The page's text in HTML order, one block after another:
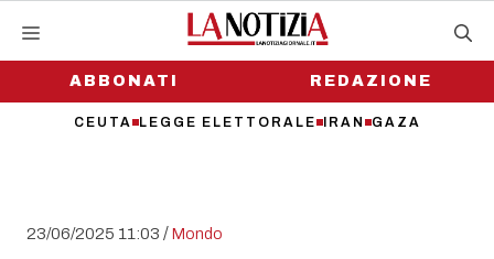
contenutoABBONATI
CEUTA LEGGE ELETTORALE IRAN GAZA
REDAZIONE
23/06/2025 11:03 /Mondo